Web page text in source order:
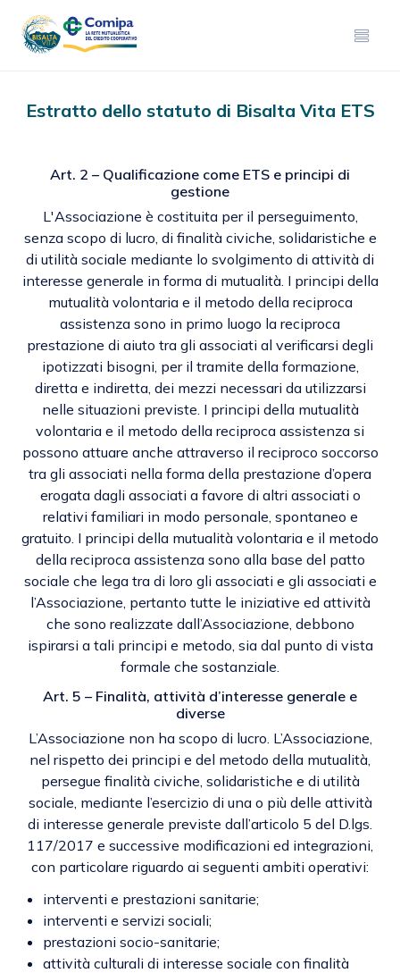
Estratto dello statuto di Bisalta Vita ETS
Art. 2 – Qualificazione come ETS e principi di
gestione
L'Associazione è costituita per il perseguimento,
senza scopo di lucro, di finalità civiche, solidaristiche e
di utilità sociale mediante lo svolgimento di attività di
interesse generale in forma di mutualità. I principi della
mutualità volontaria e il metodo della reciproca
assistenza sono in primo luogo la reciproca
prestazione di aiuto tra gli associati al verificarsi degli
ipotizzati bisogni, per il tramite della formazione,
diretta e indiretta, dei mezzi necessari da utilizzarsi
nelle situazioni previste. I principi della mutualità
volontaria e il metodo della reciproca assistenza si
possono attuare anche attraverso il reciproco soccorso
tra gli associati nella forma della prestazione d’opera
erogata dagli associati a favore di altri associati o
relativi familiari in modo personale, spontaneo e
gratuito. I principi della mutualità volontaria e il metodo
della reciproca assistenza sono alla base del patto
sociale che lega tra di loro gli associati e gli associati e
l’Associazione, pertanto tutte le iniziative ed attività
che sono realizzate dall’Associazione, debbono
ispirarsi a tali principi e metodo, sia dal punto di vista
formale che sostanziale.
Art. 5 – Finalità, attività d’interesse generale e
diverse
L’Associazione non ha scopo di lucro. L’Associazione,
nel rispetto dei principi e del metodo della mutualità,
persegue finalità civiche, solidaristiche e di utilità
sociale, mediante l’esercizio di una o più delle attività
di interesse generale previste dall’articolo 5 del D.lgs.
117/2017 e successive modificazioni ed integrazioni,
con particolare riguardo ai seguenti ambiti operativi:
interventi e prestazioni sanitarie;
interventi e servizi sociali;
prestazioni socio-sanitarie;
attività culturali di interesse sociale con finalità